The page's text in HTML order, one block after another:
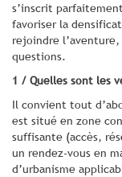
s’inscrit
favoriser la
rejoindre
questions.
1 / Quelles sont les
Il convient tout
est situé en zone
suffisante (accès,
un rendez-vous en
d’urbanisme